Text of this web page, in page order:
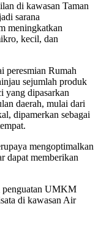
di kawasan Taman
sarana
meningkatkan
kecil, dan
peresmian Rumah
sejumlah produk
dipasarkan
daerah, mulai dari
dipamerkan sebagai
mengoptimalkan
dapat memberikan
penguatan UMKM
di kawasan Air